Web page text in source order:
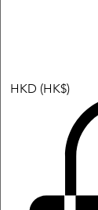
HKD (HK$)